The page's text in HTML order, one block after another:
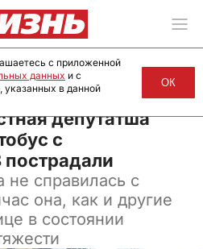
депутатша
с
не справилась с
она, как и другие
в состоянии
с приложенной
данных и с
указанных в данной
ОК